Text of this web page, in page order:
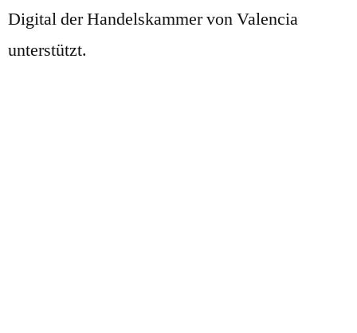
Digital der Handelskammer von Valencia
unterstützt.